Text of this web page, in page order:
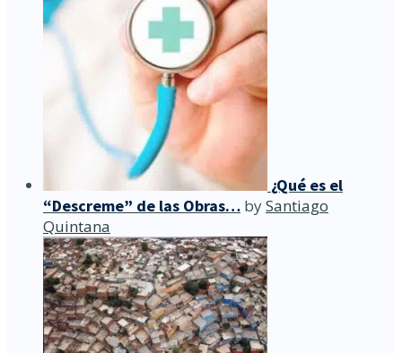
¿Qué es el
“Descreme” de las Obras… bySantiago
Quintana